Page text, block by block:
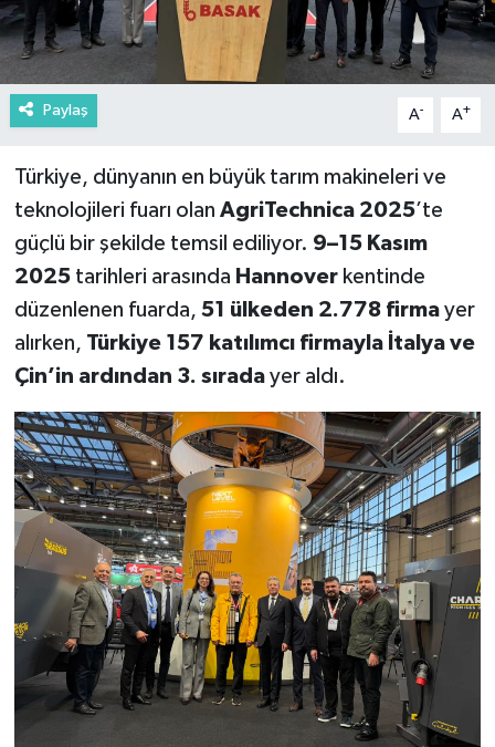
Paylaş A- A+
Türkiye, dünyanın en büyük tarım makineleri ve
teknolojileri fuarı olan AgriTechnica 2025’te
güçlü bir şekilde temsil ediliyor. 9–15 Kasım
2025tarihleri arasında Hannoverkentinde
düzenlenen fuarda, 51 ülkeden 2.778 firmayer
alırken, Türkiye 157 katılımcı firmayla İtalya ve
Çin’in ardından 3. sıradayer aldı.